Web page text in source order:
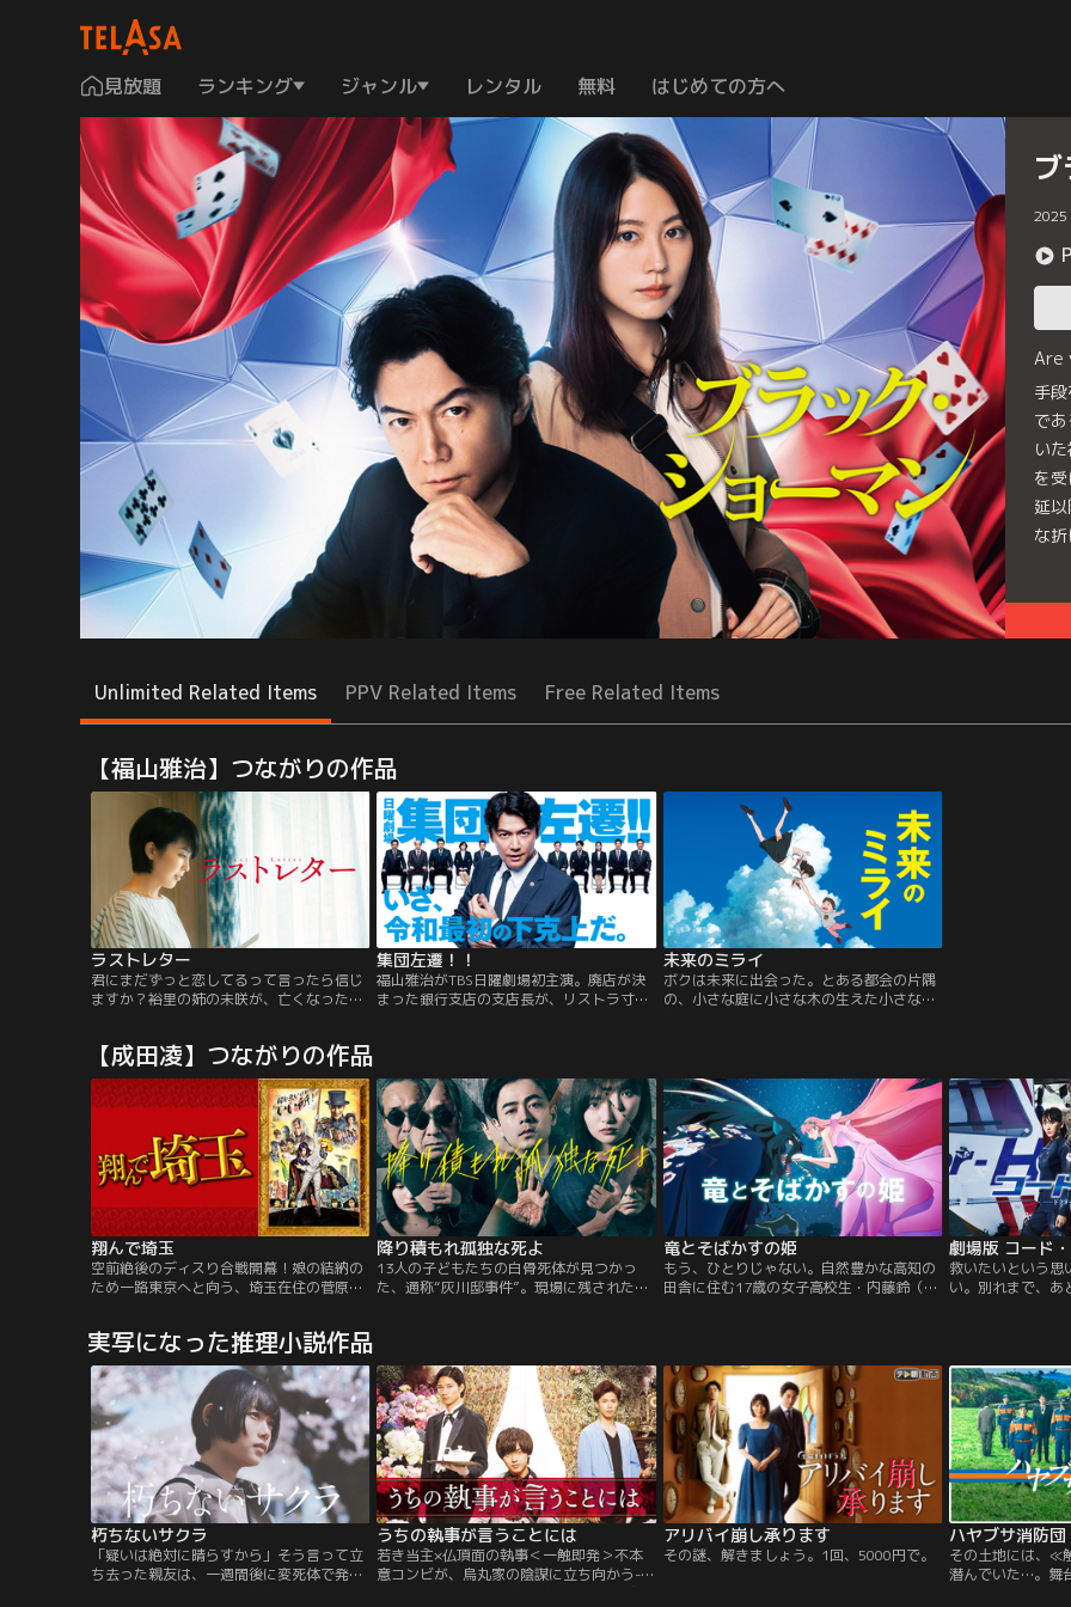
見放題 ランキング ジャンル レンタル 無料 はじめての方へ
2025
Are
手
で
い
を
延
な
Unlimited Related Items PPV Related Items Free Related Items
【福山雅治】つながりの作品
ラストレター
君にまだずっと恋してるって言ったら信じ
ますか？裕里の姉の未咲が、亡くなった。
咲が鮎美に残した手紙の存在を告げられ
る。未咲の死を知らせるために行った同窓
会で、学校のヒロインだった姉と勘違いさ
れてしまう裕里。そしてその場で、初恋の
相手・鏡史郎と再会することに。
集団左遷！！
福山雅治がTBS日曜劇場初主演。廃店が決
まった銀行支店の支店長が、リストラ寸前
未来のミライ
ボクは未来に出会った。とある都会の片隅
の、小さな庭に小さな木の生えた小さな
ちゃん--。そんな時、くんちゃんは家の庭
で自分のことを「お兄ちゃん」と呼ぶ、不
思議な少女と出会います。彼女は未来から
やってきた妹・ミライちゃんでした。
【成田凌】つながりの作品
翔んで埼玉
空前絶後のディスり合戦開幕！娘の結納の
ため一路東京へと向う、埼玉在住の菅原
校・白鵬堂学院を舞台に、生徒会長・壇ノ
浦百美（二階堂ふみ）と、アメリカ帰りの
転校生・麻実麗（GACKT）の出会いから語
られる--。都会的で洗練された姿の麗だ
が、実は通行手形制度の撤廃を求める…。
降り積もれ孤独な死よ
13人の子どもたちの白骨死体が見つかっ
た、通称“灰川邸事件”。現場に残された謎
れた真実。降り積もる謎が予測不能な結末
へ誘う、ヒューマンサスペンス！2024年、
若者たちが社会や家族からの逃げ場所とし
て、たむろしている都内某所。そこで、突
如1人の少女が失踪する事件が…そして、遡
ること7年。2017年、とある屋敷で少年少
女監禁死体遺棄事件が起きた。白骨化した
遺体の数は13体。刑事・冴木仁が事件の解
明に乗り出した。被疑者は、屋敷の主・灰
川十三。消息不明の謎の男だ。そんな中、
現れたのは灰川を父と慕う謎の女性・蓮水
花音だった。事件を追う冴木と花音。そし
竜とそばかすの姫
もう、ひとりじゃない。自然豊かな高知の
田舎に住む17歳の女子高校生・内藤鈴（す
が生きる糧となっていたある日…。
救いたいという思
い。別れまで、
することに気づき
を共にした互いへ
日々を過ごしてい
思いに構うことな
実写になった推理小説作品
朽ちないサクラ
「疑いは絶対に晴らすから」そう言って立
ち去った親友は、一週間後に変死体で発見
うちの執事が言うことには
若き当主×仏頂面の執事＜一触即発＞不本
意コンビが、烏丸家の陰謀に立ち向かう-
アリバイ崩し承ります
その謎、解きましょう。1回、5000円で。
ハヤブサ消防団
その土地には、≪
潜んでいた…。舞